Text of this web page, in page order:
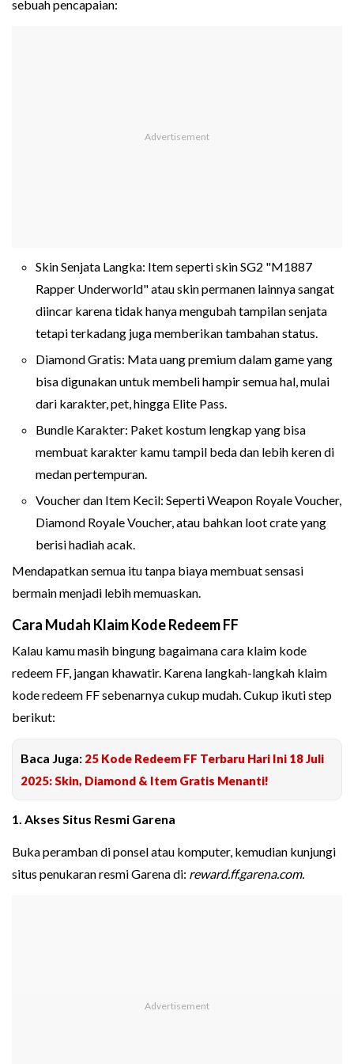
sebuah pencapaian:
Skin Senjata Langka: Item seperti skin SG2 "M1887
Rapper Underworld" atau skin permanen lainnya sangat
diincar karena tidak hanya mengubah tampilan senjata
tetapi terkadang juga memberikan tambahan status.
Diamond Gratis: Mata uang premium dalam game yang
bisa digunakan untuk membeli hampir semua hal, mulai
dari karakter, pet, hingga Elite Pass.
Bundle Karakter: Paket kostum lengkap yang bisa
membuat karakter kamu tampil beda dan lebih keren di
medan pertempuran.
Voucher dan Item Kecil: Seperti Weapon Royale Voucher,
Diamond Royale Voucher, atau bahkan loot crate yang
berisi hadiah acak.
Mendapatkan semua itu tanpa biaya membuat sensasi
bermain menjadi lebih memuaskan.
Cara Mudah Klaim Kode Redeem FF
Kalau kamu masih bingung bagaimana cara klaim kode
redeem FF, jangan khawatir. Karena langkah-langkah klaim
kode redeem FF sebenarnya cukup mudah. Cukup ikuti step
berikut:
Baca Juga: 25 Kode Redeem FF Terbaru Hari Ini 18 Juli
2025: Skin, Diamond & Item Gratis Menanti!
1. Akses Situs Resmi Garena
Buka peramban di ponsel atau komputer, kemudian kunjungi
situs penukaran resmi Garena di: reward.ff.garena.com.